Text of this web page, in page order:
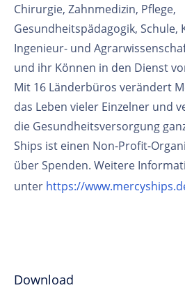
Chirurgie, Zahnmedizin, Pflege,
Gesundheitspädagogik, Schule,
Ingenieur- und
und ihr Können in den Dienst
Mit 16 Länderbüros verändert
das Leben vieler Einzelner und
die Gesundheitsversorgung
Ships ist einen Non-Profit-
über Spenden. Weitere
unter https://
Download